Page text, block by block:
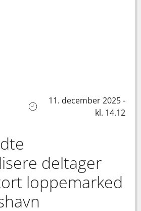
11. december 2025 -
kl. 14.12
deltager
loppemarked